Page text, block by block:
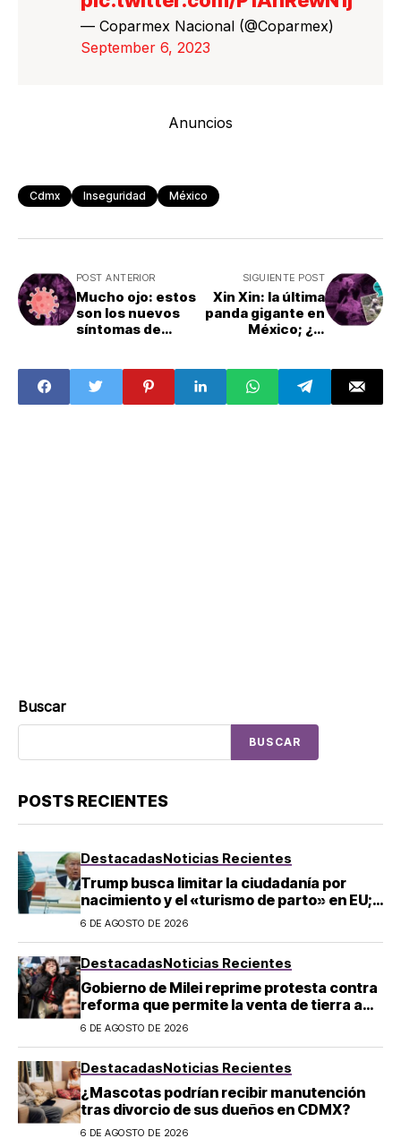
— Coparmex Nacional (@Coparmex)
September 6, 2023
Anuncios
Cdmx Inseguridad México
POST ANTERIOR
Mucho ojo: estos
son los nuevos
síntomas de
SIGUIENTE POST
Xin Xin: la última
panda gigante en
México; ¿El
quedará sin
pandas?
Buscar
BUSCAR
POSTS RECIENTES
DestacadasNoticias Recientes
Trump busca limitar la ciudadanía por
nacimiento y el «turismo de parto» en EU;
¿a quién afecta?
6 DE AGOSTO DE 2026
DestacadasNoticias Recientes
Gobierno de Milei reprime protesta contra
reforma que permite la venta de tierra a
extranjeros en Argentina
6 DE AGOSTO DE 2026
DestacadasNoticias Recientes
¿Mascotas podrían recibir manutención
tras divorcio de sus dueños en CDMX?
6 DE AGOSTO DE 2026